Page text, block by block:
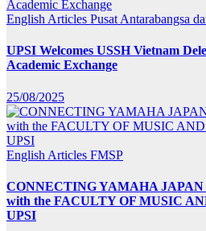
English Articles Pusat Antarabangsa
UPSI Welcomes USSH Vietnam
Academic Exchange
25/08/2025
English Articles FMSP
CONNECTING YAMAHA
with the FACULTY OF MUSIC
UPSI